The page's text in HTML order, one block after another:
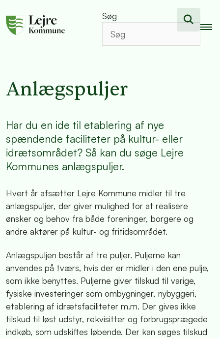
Søg
Anlægspuljer
Har du en ide til etablering af nye
spændende faciliteter på kultur- eller
idrætsområdet? Så kan du søge Lejre
Kommunes anlægspuljer.
Hvert år afsætter Lejre Kommune midler til tre
anlægspuljer, der giver mulighed for at realisere
ønsker og behov fra både foreninger, borgere og
andre aktører på kultur- og fritidsområdet.
Anlægspuljen består af tre puljer. Puljerne kan
anvendes på tværs, hvis der er midler i den ene pulje,
som ikke benyttes. Puljerne giver tilskud til varige,
fysiske investeringer som ombygninger, nybyggeri,
etablering af idrætsfaciliteter m.m. Der gives ikke
tilskud til løst udstyr, rekvisitter og forbrugsprægede
indkøb, som udskiftes løbende. Der kan søges tilskud